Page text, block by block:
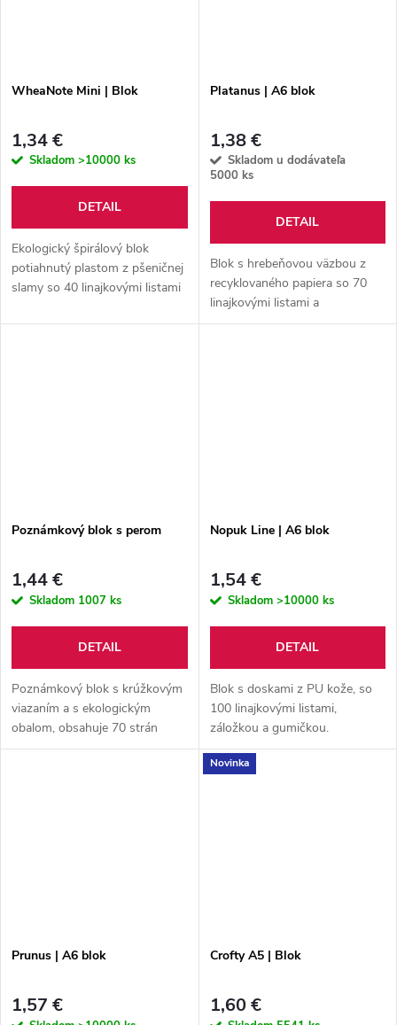
WheaNote Mini | Blok
1,34 €
Skladom >10000 ks
DETAIL
Ekologický špirálový blok
potiahnutý plastom z pšeničnej
slamy so 40 linajkovými listami
lepiacimi papierikmi a 125
Platanus | A6 blok
1,38 €
Skladom u dodávateľa
5000 ks
DETAIL
Blok s hrebeňovou väzbou z
recyklovaného papiera so 70
linajkovými listami a
guľôčkovým perom z
Poznámkový blok s perom
1,44 €
Skladom 1007 ks
DETAIL
Poznámkový blok s krúžkovým
viazaním a s ekologickým
obalom, obsahuje 70 strán
označené: "To do List" a
Nopuk Line | A6 blok
1,54 €
Skladom >10000 ks
DETAIL
Blok s doskami z PU kože, so
100 linajkovými listami,
záložkou a gumičkou.
Prunus | A6 blok
1,57 €
Novinka
Crofty A5 | Blok
1,60 €